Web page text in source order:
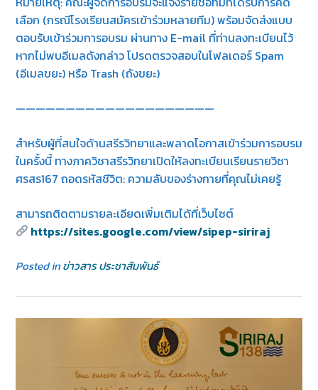
เลือก (กรณีโรงเรียนสมัครเข้าร่วมหลายทีม) พร้อมจัดส่งแบบ
ตอบรับเข้าร่วมการอบรม ผ่านทาง E-mail ที่ท่านลงทะเบียนไว้
หากไม่พบอีเมลดังกล่าว โปรดตรวจสอบในโฟลเดอร์ Spam
(อีเมลขยะ) หรือ Trash (ถังขยะ)
————————————————————
สำหรับผู้ที่สนใจด้านสรีรวิทยาและพลาดโอกาสเข้าร่วมการอบรม
ในครั้งนี้ ทางภาควิชาสรีรวิทยาเปิดให้ลงทะเบียนเรียนรายวิชา
ศรสร167 ถอดรหัสชีวิต: ความลับของร่างกายที่คุณไม่เคยรู้
สามารถติดตามรายละเอียดเพิ่มเติมได้ที่เว็บไซต์
https://sites.google.com/view/sipep-siriraj
Posted inข่าวสาร ประชาสัมพันธ์